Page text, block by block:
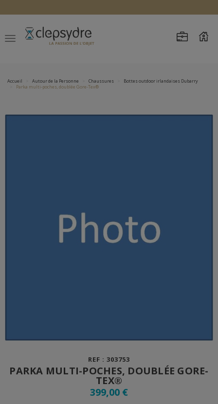
Accueil Autour de la Personne Chaussures
Bottes outdoor irlandaises Dubarry
Parka multi-poches, doublée Gore-Tex®
REF : 303753
PARKA MULTI-POCHES, DOUBLÉE GORE-
TEX®
399,00 €